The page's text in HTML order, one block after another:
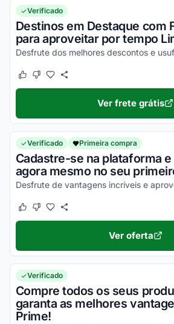
Verificado
Destinos em Destaque com
para aproveitar por tempo
Este cupom funcionou
Este cupom não funcionou
Ver frete grátis
Verificado Primeira compra
Cadastre-se na plataforma
agora mesmo no seu
Desfrute de vantagens incríveis e
Este cupom funcionou
Este cupom não funcionou
Ver oferta
Verificado
Compre todos os seus
garanta as melhores
Prime!